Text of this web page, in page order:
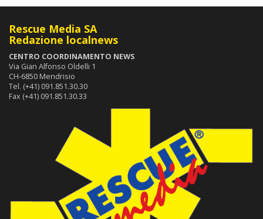
Rescue Media SA
Redazione localnews
CENTRO COORDINAMENTO NEWS
Via Gian Alfonso Oldelli 1
CH-6850 Mendrisio
Tel. (+41) 091.851.30.30
Fax (+41) 091.851.30.33